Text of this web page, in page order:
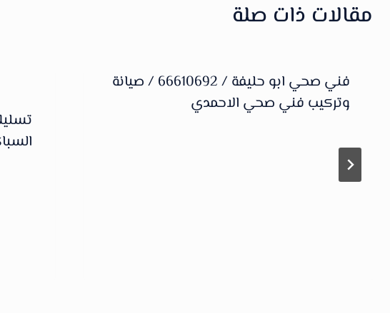
مقالات ذات صلة
فني صحي ابو حليفة / 66610692 / صيانة
وتركيب فني صحي الاحمدي
السباكة/